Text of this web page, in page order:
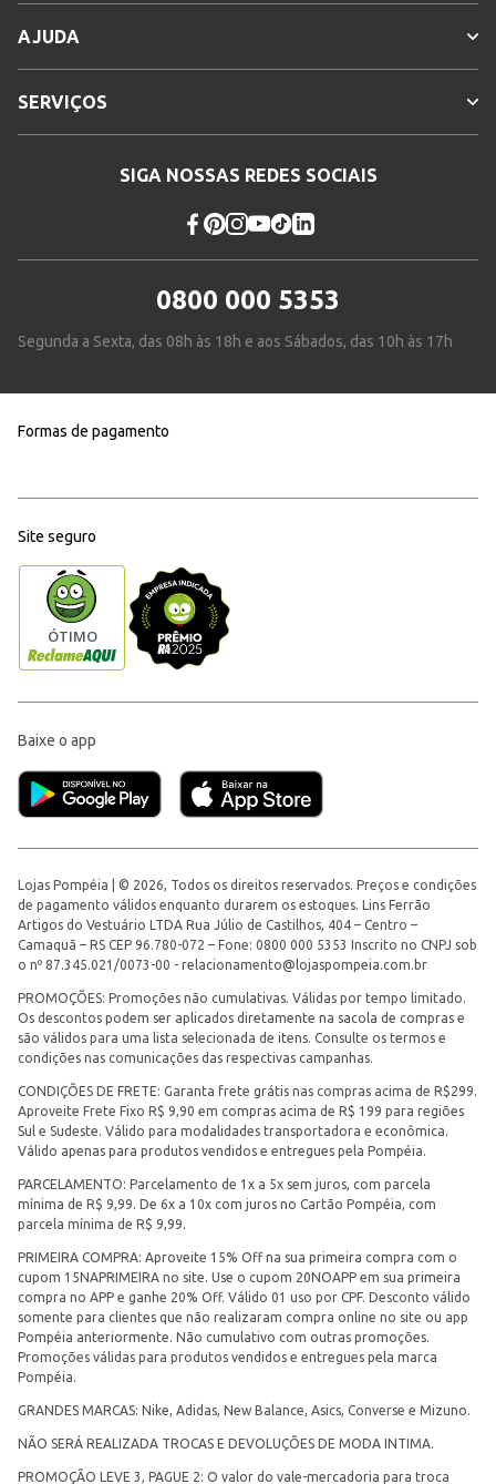
AJUDA
SERVIÇOS
SIGA NOSSAS REDES SOCIAIS
0800 000 5353
Segunda a Sexta, das 08h às 18h e aos Sábados, das 10h às 17h
Formas de pagamento
Site seguro
Baixe o app
Lojas Pompéia | © 2026, Todos os direitos reservados. Preços e condições
de pagamento válidos enquanto durarem os estoques. Lins Ferrão
Artigos do Vestuário LTDA Rua Júlio de Castilhos, 404 – Centro –
Camaquã – RS CEP 96.780-072 – Fone: 0800 000 5353 Inscrito no CNPJ sob
o nº 87.345.021/0073-00 - relacionamento@lojaspompeia.com.br
PROMOÇÕES: Promoções não cumulativas. Válidas por tempo limitado.
Os descontos podem ser aplicados diretamente na sacola de compras e
são válidos para uma lista selecionada de itens. Consulte os termos e
condições nas comunicações das respectivas campanhas.
CONDIÇÕES DE FRETE: Garanta frete grátis nas compras acima de R$299.
Aproveite Frete Fixo R$ 9,90 em compras acima de R$ 199 para regiões
Sul e Sudeste. Válido para modalidades transportadora e econômica.
Válido apenas para produtos vendidos e entregues pela Pompéia.
PARCELAMENTO: Parcelamento de 1x a 5x sem juros, com parcela
mínima de R$ 9,99. De 6x a 10x com juros no Cartão Pompéia, com
parcela mínima de R$ 9,99.
PRIMEIRA COMPRA: Aproveite 15% Off na sua primeira compra com o
cupom 15NAPRIMEIRA no site. Use o cupom 20NOAPP em sua primeira
compra no APP e ganhe 20% Off. Válido 01 uso por CPF. Desconto válido
somente para clientes que não realizaram compra online no site ou app
Pompéia anteriormente. Não cumulativo com outras promoções.
Promoções válidas para produtos vendidos e entregues pela marca
Pompéia.
GRANDES MARCAS: Nike, Adidas, New Balance, Asics, Converse e Mizuno.
NÃO SERÁ REALIZADA TROCAS E DEVOLUÇÕES DE MODA INTIMA.
PROMOÇÃO LEVE 3, PAGUE 2: O valor do vale-mercadoria para troca